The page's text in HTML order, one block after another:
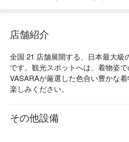
店舗紹介
全国 21 店舗展開する、日本最大級
です。観光スポットへは、着物姿
VASARAが厳選した色合い豊かな
楽しみください。
その他設備